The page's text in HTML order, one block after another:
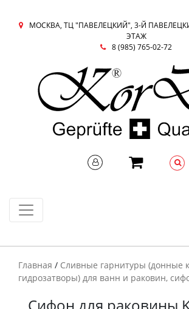
МОСКВА, ТЦ "ПАВЕЛЕЦКИЙ", 3-Й
ЭТАЖ
8 (985) 765-02-72
Главная / Сливные гарнитуры (донные
гидрозатворы) для ванн и раковин,